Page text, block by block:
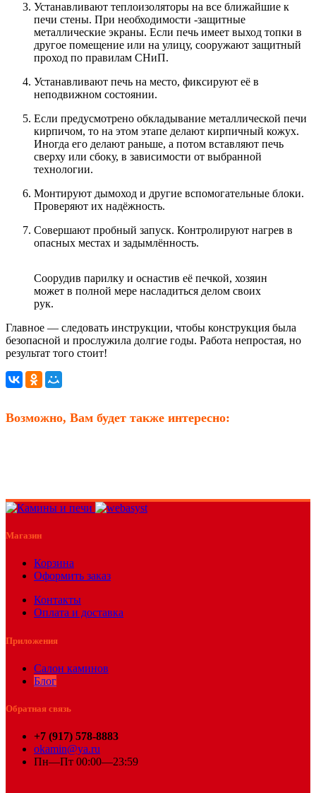
Устанавливают теплоизоляторы на все ближайшие к
печи стены. При необходимости -защитные
металлические экраны. Если печь имеет выход топки в
другое помещение или на улицу, сооружают защитный
проход по правилам СНиП.
Устанавливают печь на место, фиксируют её в
неподвижном состоянии.
Если предусмотрено обкладывание металлической печи
кирпичом, то на этом этапе делают кирпичный кожух.
Иногда его делают раньше, а потом вставляют печь
сверху или сбоку, в зависимости от выбранной
технологии.
Монтируют дымоход и другие вспомогательные блоки.
Проверяют их надёжность.
Совершают пробный запуск. Контролируют нагрев в
опасных местах и задымлённость.
Соорудив парилку и оснастив её печкой, хозяин
может в полной мере насладиться делом своих
рук.
Главное — следовать инструкции, чтобы конструкция была
безопасной и прослужила долгие годы. Работа непростая, но
результат того стоит!
Возможно, Вам будет также интересно:
Магазин
Корзина
Оформить заказ
Контакты
Оплата и доставка
Приложения
Салон каминов
Блог
Обратная связь
+7 (917) 578-8883
okamin@ya.ru
Пн—Пт 00:00—23:59